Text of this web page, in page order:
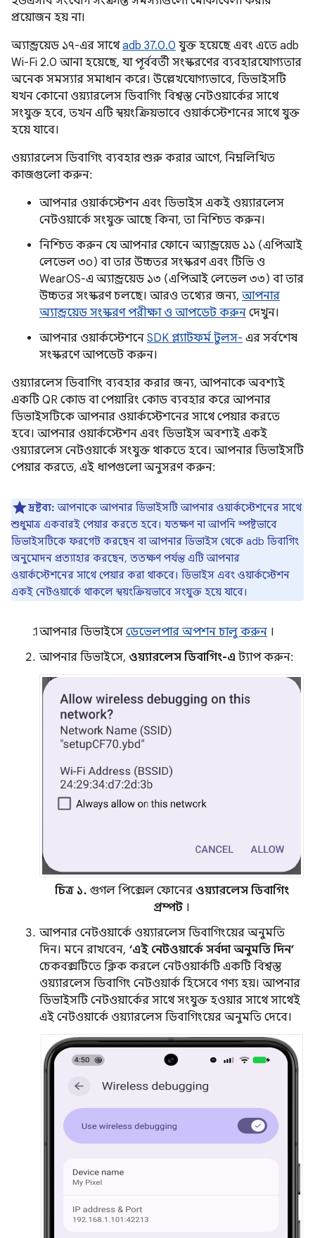
প্রয়োজন হয় না।
অ্যান্ড্রয়েড ১৭-এর সাথেadb 37.0.0 যুক্ত হয়েছে এবং এতে adb
Wi-Fi 2.0 আনা হয়েছে, যা পূর্ববর্তী সংস্করণের ব্যবহারযোগ্যতার
অনেক সমস্যার সমাধান করে। উল্লেখযোগ্যভাবে, ডিভাইসটি
যখন কোনো ওয়্যারলেস ডিবাগিং বিশ্বস্ত নেটওয়ার্কের সাথে
সংযুক্ত হবে, তখন এটি স্বয়ংক্রিয়ভাবে ওয়ার্কস্টেশনের সাথে যুক্ত
হয়ে যাবে।
ওয়্যারলেস ডিবাগিং ব্যবহার শুরু করার আগে, নিম্নলিখিত
কাজগুলো করুন:
আপনার ওয়ার্কস্টেশন এবং ডিভাইস একই ওয়্যারলেস
নেটওয়ার্কে সংযুক্ত আছে কিনা, তা নিশ্চিত করুন।
নিশ্চিত করুন যে আপনার ফোনে অ্যান্ড্রয়েড ১১ (এপিআই
লেভেল ৩০) বা তার উচ্চতর সংস্করণ এবং টিভি ও
WearOS-এ অ্যান্ড্রয়েড ১৩ (এপিআই লেভেল ৩৩) বা তার
উচ্চতর সংস্করণ চলছে। আরও তথ্যের জন্য, আপনার
অ্যান্ড্রয়েড সংস্করণ পরীক্ষা ও আপডেট করুন দেখুন।
আপনার ওয়ার্কস্টেশনে SDK প্ল্যাটফর্ম টুলস- এর সর্বশেষ
সংস্করণে আপডেট করুন।
ওয়্যারলেস ডিবাগিং ব্যবহার করার জন্য, আপনাকে অবশ্যই
একটি QR কোড বা পেয়ারিং কোড ব্যবহার করে আপনার
ডিভাইসটিকে আপনার ওয়ার্কস্টেশনের সাথে পেয়ার করতে
হবে। আপনার ওয়ার্কস্টেশন এবং ডিভাইস অবশ্যই একই
ওয়্যারলেস নেটওয়ার্কে সংযুক্ত থাকতে হবে। আপনার ডিভাইসটি
পেয়ার করতে, এই ধাপগুলো অনুসরণ করুন:
দ্রষ্টব্য: আপনাকে আপনার ডিভাইসটি আপনার ওয়ার্কস্টেশনের সাথে
শুধুমাত্র একবারই পেয়ার করতে হবে। যতক্ষণ না আপনি স্পষ্টভাবে
ডিভাইসটিকে ফরগেট করছেন বা আপনার ডিভাইস থেকে adb ডিবাগিং
অনুমোদন প্রত্যাহার করছেন, ততক্ষণ পর্যন্ত এটি আপনার
ওয়ার্কস্টেশনের সাথে পেয়ার করা থাকবে। ডিভাইস এবং ওয়ার্কস্টেশন
একই নেটওয়ার্কে থাকলে স্বয়ংক্রিয়ভাবে সংযুক্ত হয়ে যাবে।
আপনার ডিভাইসে ডেভেলপার অপশন চালু করুন ।
আপনার ডিভাইসে, ওয়্যারলেস ডিবাগিং-এ ট্যাপ করুন:
চিত্র ১. গুগল পিক্সেল ফোনের ওয়্যারলেস ডিবাগিং
প্রম্পট।
আপনার নেটওয়ার্কে ওয়্যারলেস ডিবাগিংয়ের অনুমতি
দিন। মনে রাখবেন, ‘এই নেটওয়ার্কে সর্বদা অনুমতি দিন’
চেকবক্সটিতে ক্লিক করলে নেটওয়ার্কটি একটি বিশ্বস্ত
ওয়্যারলেস ডিবাগিং নেটওয়ার্ক হিসেবে গণ্য হয়। আপনার
ডিভাইসটি নেটওয়ার্কের সাথে সংযুক্ত হওয়ার সাথে সাথেই
এই নেটওয়ার্কে ওয়্যারলেস ডিবাগিংয়ের অনুমতি দেবে।